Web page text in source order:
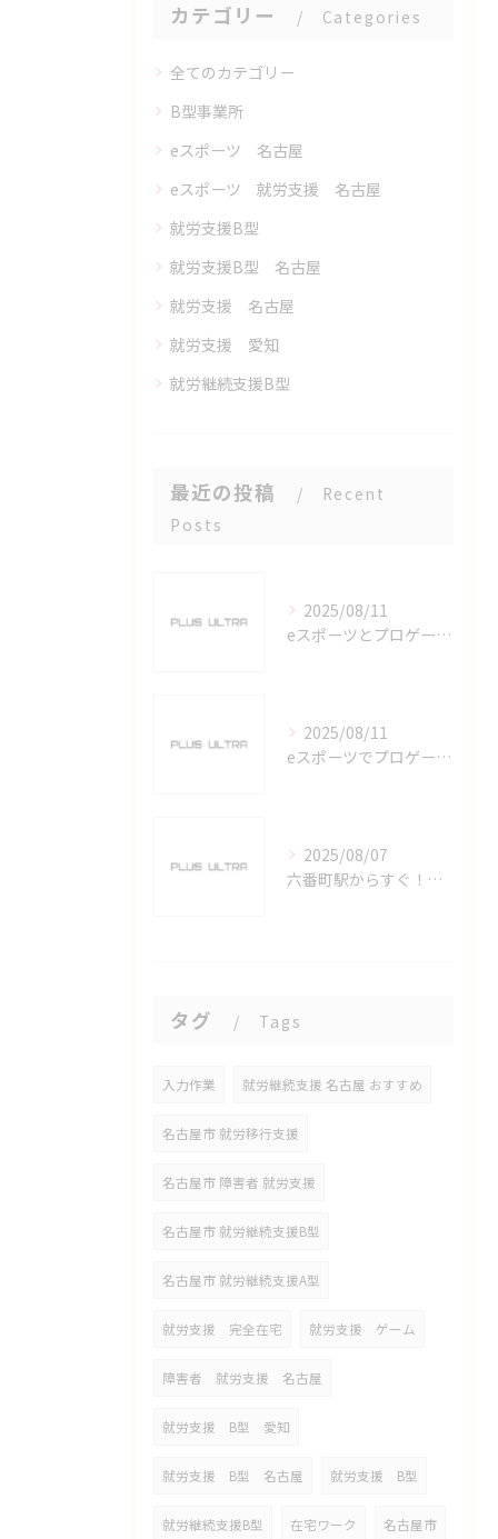
カテゴリー Categories
全てのカテゴリー
B型事業所
eスポーツ 名古屋
eスポーツ 就労支援 名古屋
就労支援B型
就労支援B型 名古屋
就労支援 名古屋
就労支援 愛知
就労継続支援B型
最近の投稿
Recent
Posts
2025/08/11
eスポーツとプロゲーマーを六番町駅で目指すための実践ガイド
2025/08/11
eスポーツでプロゲーマーを目指す愛知県名古屋市の最新キャリアガイド
2025/08/07
六番町駅からすぐ！名古屋のeスポーツ施設で快適なプレイ環境を確保
タグ Tags
入力作業 就労継続支援 名古屋 おすすめ
名古屋市 就労移行支援
名古屋市 障害者 就労支援
名古屋市 就労継続支援B型
名古屋市 就労継続支援A型
就労支援 完全在宅 就労支援 ゲーム
障害者 就労支援 名古屋
就労支援 B型 愛知
就労支援 B型 名古屋 就労支援 B型
就労継続支援B型 在宅ワーク 名古屋市